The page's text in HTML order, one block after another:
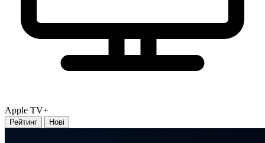
Apple TV+
Рейтинг Нові